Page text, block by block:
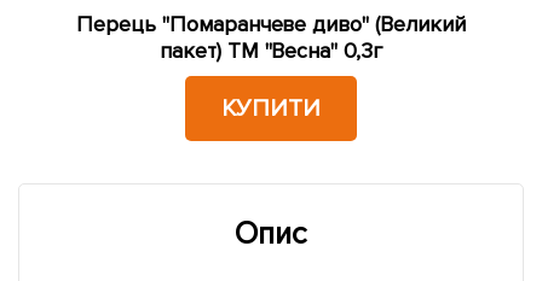
Перець "Помаранчеве диво" (Великий
пакет) ТМ "Весна" 0,3г
КУПИТИ
Опис